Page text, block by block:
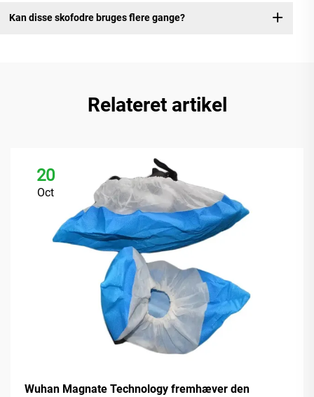
Kan disse skofodre bruges flere gange?
Relateret artikel
20
Oct
Wuhan Magnate Technology fremhæver den